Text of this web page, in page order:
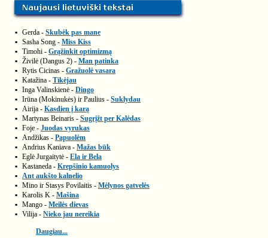
▪ Gerda - Skubėk pas mane
▪ Sasha Song - Miss Kiss
▪ Timohi - Grąžinkit optimizmą
▪ Živilė (Dangus 2) - Man patinka
▪ Rytis Cicinas - Gražuolė vasara
▪ Katažina - Tikėjau
▪ Inga Valinskienė - Dingo
▪ Irūna (Mokinukės) ir Paulius - Suklydau
▪ Airija - Kasdien į karą
▪ Martynas Beinaris - Sugrįžt per Kalėdas
▪ Foje - Juodas vyrukas
▪ Andžikas - Papuolėm
▪ Andrius Kaniava - Mažas būk
▪ Eglė Jurgaitytė - Ela ir Bela
▪ Kastaneda - Krepšinio kamuolys
▪ Ant aukšto kalnelio
▪ Mino ir Stasys Povilaitis - Mėlynos gatvelės
▪ Karolis K - Mašina
▪ Mango - Meilės dievas
▪ Vilija - Nieko jau nereikia
Daugiau...